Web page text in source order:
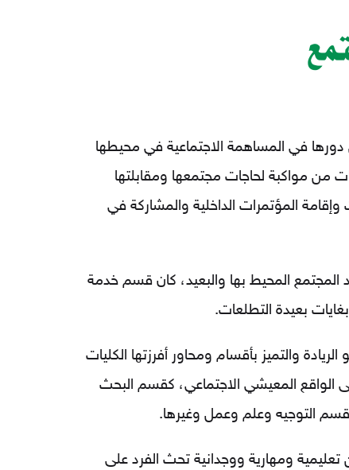
دورها في المساهمة الاجتماعية في محيطها
مواكبة لحاجات مجتمعها ومقابلتها
المؤتمرات الداخلية والمشاركة في
المجتمع المحيط بها والبعيد، كان قسم خدمة
بعيدة التطلعات.
والتميز بأقسام ومحاور أفرزتها الكليات
الواقع المعيشي الاجتماعي، كقسم البحث
التوجيه وعلم وعمل وغيرها.
ومهارية ووجدانية تحث الفرد على